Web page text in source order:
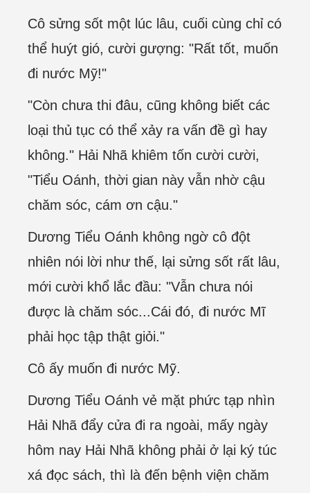
Cô sửng sốt một lúc lâu, cuối cùng chỉ có
thể huýt gió, cười gượng: "Rất tốt, muốn
đi nước Mỹ!"
"Còn chưa thi đâu, cũng không biết các
loại thủ tục có thể xảy ra vấn đề gì hay
không." Hải Nhã khiêm tốn cười cười,
"Tiểu Oánh, thời gian này vẫn nhờ cậu
chăm sóc, cám ơn cậu."
Dương Tiểu Oánh không ngờ cô đột
nhiên nói lời như thế, lại sửng sốt rất lâu,
mới cười khổ lắc đầu: "Vẫn chưa nói
được là chăm sóc...Cái đó, đi nước Mĩ
phải học tập thật giỏi."
Cô ấy muốn đi nước Mỹ.
Dương Tiểu Oánh vẻ mặt phức tạp nhìn
Hải Nhã đẩy cửa đi ra ngoài, mấy ngày
hôm nay Hải Nhã không phải ở lại ký túc
xá đọc sách, thì là đến bệnh viện chăm